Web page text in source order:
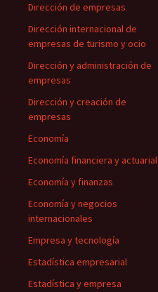
Dirección de empresas
Dirección internacional de
empresas de turismo y ocio
Dirección y administración de
empresas
Dirección y creación de
empresas
Economía
Economía financiera y actuarial
Economía y finanzas
Economía y negocios
internacionales
Empresa y tecnología
Estadística empresarial
Estadística y empresa